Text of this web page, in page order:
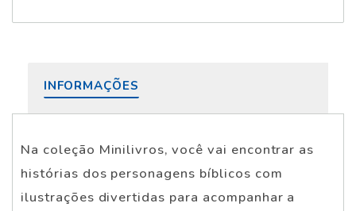
INFORMAÇÕES
Na coleção Minilivros, você vai encontrar as
histórias dos personagens bíblicos com
ilustrações divertidas para acompanhar a